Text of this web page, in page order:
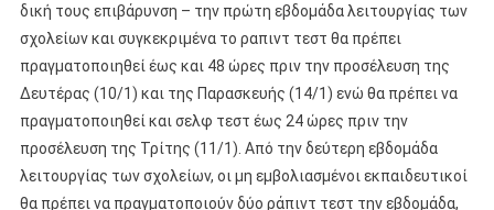
δική τους επιβάρυνση – την πρώτη εβδομάδα λειτουργίας των
σχολείων και συγκεκριμένα το ραπιντ τεστ θα πρέπει
πραγματοποιηθεί έως και 48 ώρες πριν την προσέλευση της
Δευτέρας (10/1) και της Παρασκευής (14/1) ενώ θα πρέπει να
πραγματοποιηθεί και σελφ τεστ έως 24 ώρες πριν την
προσέλευση της Τρίτης (11/1). Από την δεύτερη εβδομάδα
λειτουργίας των σχολείων, οι μη εμβολιασμένοι εκπαιδευτικοί
θα πρέπει να πραγματοποιούν δύο ράπιντ τεστ την εβδομάδα,